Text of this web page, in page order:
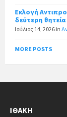
Εκλογή
δεύτερη
Ιούλιος 14, 2026 in
MORE POSTS
ΙΘΆΚΗ